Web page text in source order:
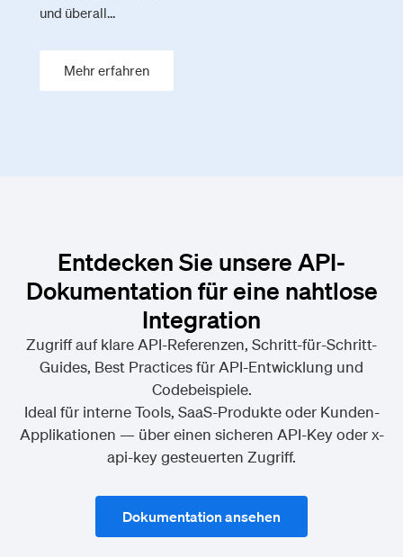
und überall…
Mehr erfahren
Entdecken Sie unsere API-
Dokumentation für eine nahtlose
Integration
Zugriff auf klare API-Referenzen, Schritt-für-Schritt-
Guides, Best Practices für API-Entwicklung und
Codebeispiele.
Ideal für interne Tools, SaaS-Produkte oder Kunden-
Applikationen — über einen sicheren API-Key oder x-
api-key gesteuerten Zugriff.
Dokumentation ansehen